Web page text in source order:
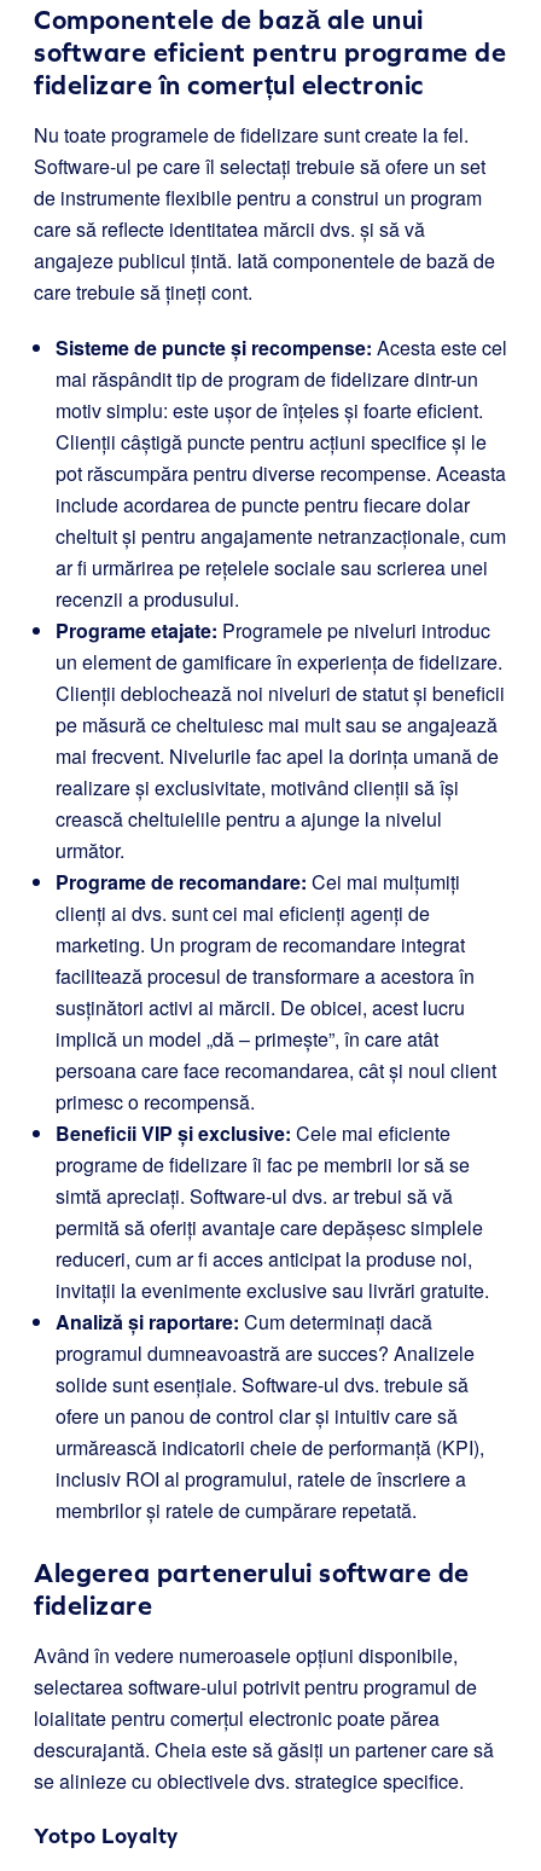
Componentele de bază ale unui
software eficient pentru programe de
fidelizare în comerțul electronic
Nu toate programele de fidelizare sunt create la fel.
Software-ul pe care îl selectați trebuie să ofere un set
de instrumente flexibile pentru a construi un program
care să reflecte identitatea mărcii dvs. și să vă
angajeze publicul țintă. Iată componentele de bază de
care trebuie să țineți cont.
Sisteme de puncte și recompense: Acesta este cel
mai răspândit tip de program de fidelizare dintr-un
motiv simplu: este ușor de înțeles și foarte eficient.
Clienții câștigă puncte pentru acțiuni specifice și le
pot răscumpăra pentru diverse recompense. Aceasta
include acordarea de puncte pentru fiecare dolar
cheltuit și pentru angajamente netranzacționale, cum
ar fi urmărirea pe rețelele sociale sau scrierea unei
recenzii a produsului.
Programe etajate: Programele pe niveluri introduc
un element de gamificare în experiența de fidelizare.
Clienții deblochează noi niveluri de statut și beneficii
pe măsură ce cheltuiesc mai mult sau se angajează
mai frecvent. Nivelurile fac apel la dorința umană de
realizare și exclusivitate, motivând clienții să își
crească cheltuielile pentru a ajunge la nivelul
următor.
Programe de recomandare: Cei mai mulțumiți
clienți ai dvs. sunt cei mai eficienți agenți de
marketing. Un program de recomandare integrat
facilitează procesul de transformare a acestora în
susținători activi ai mărcii. De obicei, acest lucru
implică un model „dă – primește”, în care atât
persoana care face recomandarea, cât și noul client
primesc o recompensă.
Beneficii VIP și exclusive: Cele mai eficiente
programe de fidelizare îi fac pe membrii lor să se
simtă apreciați. Software-ul dvs. ar trebui să vă
permită să oferiți avantaje care depășesc simplele
reduceri, cum ar fi acces anticipat la produse noi,
invitații la evenimente exclusive sau livrări gratuite.
Analiză și raportare: Cum determinați dacă
programul dumneavoastră are succes? Analizele
solide sunt esențiale. Software-ul dvs. trebuie să
ofere un panou de control clar și intuitiv care să
urmărească indicatorii cheie de performanță (KPI),
inclusiv ROI al programului, ratele de înscriere a
membrilor și ratele de cumpărare repetată.
Alegerea partenerului software de
fidelizare
Având în vedere numeroasele opțiuni disponibile,
selectarea software-ului potrivit pentru programul de
loialitate pentru comerțul electronic poate părea
descurajantă. Cheia este să găsiți un partener care să
se alinieze cu obiectivele dvs. strategice specifice.
Yotpo Loyalty